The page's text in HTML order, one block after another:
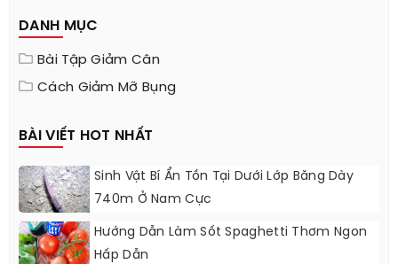
DANH MỤC
Bài Tập Giảm Cân
Cách Giảm Mỡ Bụng
BÀI VIẾT HOT NHẤT
Sinh Vật Bí Ẩn Tồn Tại Dưới Lớp Băng Dày
740m Ở Nam Cực
Hướng Dẫn Làm Sốt Spaghetti Thơm Ngon
Hấp Dẫn